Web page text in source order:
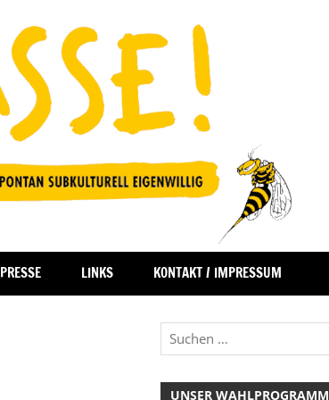
PRESSE LINKS KONTAKT / IMPRESSUM
UNSER WAHLPROGRAMM